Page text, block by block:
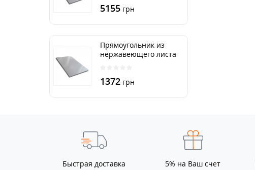
5155 грн
Прямоугольник из
нержавеющего листа
1372 грн
Быстрая доставка 5% на Ваш счет